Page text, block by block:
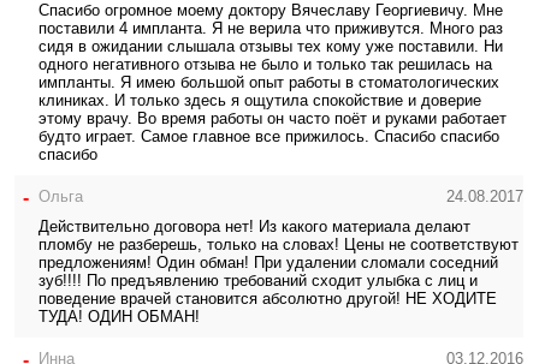
Спасибо огромное моему доктору Вячеславу Георгиевичу. Мне
поставили 4 импланта. Я не верила что приживутся. Много раз
сидя в ожидании слышала отзывы тех кому уже поставили. Ни
одного негативного отзыва не было и только так решилась на
импланты. Я имею большой опыт работы в стоматологических
клиниках. И только здесь я ощутила спокойствие и доверие
этому врачу. Во время работы он часто поёт и руками работает
будто играет. Самое главное все прижилось. Спасибо спасибо
спасибо
- Ольга
24.08.2017
Действительно договора нет! Из какого материала делают
пломбу не разберешь, только на словах! Цены не соответствуют
предложениям! Один обман! При удалении сломали соседний
зуб!!!! По предъявлению требований сходит улыбка с лиц и
поведение врачей становится абсолютно другой! НЕ ХОДИТЕ
ТУДА! ОДИН ОБМАН!
Инна 03.12.2016